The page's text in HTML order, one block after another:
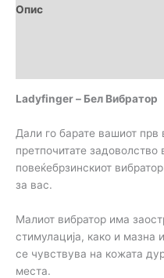
Опис
Ladyfinger – Бел Вибратор
Дали го барате вашиот прв
претпочитате задоволство
повеќебрзинскиот
за вас.
Малиот вибратор има
стимулација, како и мазна
се чувствува на кожата
места.